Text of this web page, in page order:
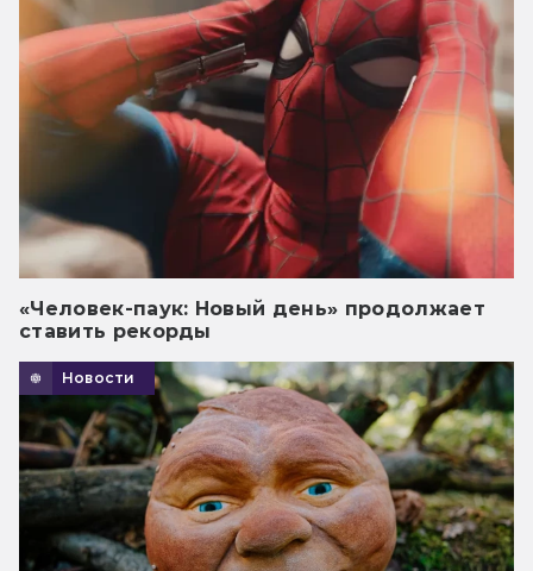
«Человек-паук: Новый день» продолжает
ставить рекорды
Новости